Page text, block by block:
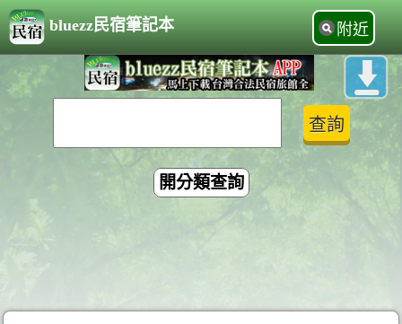
bluezz民宿筆記本 附近
開分類查詢